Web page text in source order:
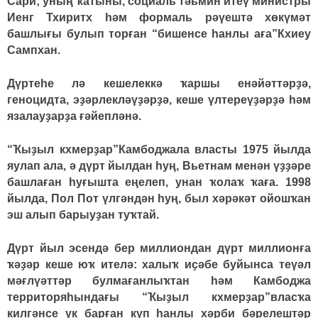
Иенг Тхиритх һәм формаль рәүештә хөкүмәт
башлығы булып торған “бишенсе һанлы аға”Кхиеу
Сампхан.
Дүртеһе лә кешелеккә ҡаршы енәйәттәрҙә,
геноцидта, эҙәрлекләүҙәрҙә, кеше үлтереүҙәрҙә һәм
язалауҙарҙа ғәйепләнә.
“Ҡыҙыл кхмерҙар”Камбоджала власты 1975 йылда
яулап ала, ә дүрт йылдан һуң, Вьетнам менән үҙҙәре
башлаған һуғышта еңелеп, унан ҡолаҡ ҡаға. 1998
йылда, Пол Пот үлгәндән һуң, был хәрәкәт ойошҡан
эш алып барыуҙан туҡтай.
Дүрт йыл эсендә бер миллиондан дүрт миллионға
ҡәҙәр кеше юҡ ителә: халыҡ иҫәбе буйынса теүәл
мәғлүәттәр булмағанлыҡтан һәм Камбоджа
территоряһындағы “Ҡыҙыл кхмерҙар”власҡа
килгәнсе үк барған күп һанлы хәрби бәрелештәр